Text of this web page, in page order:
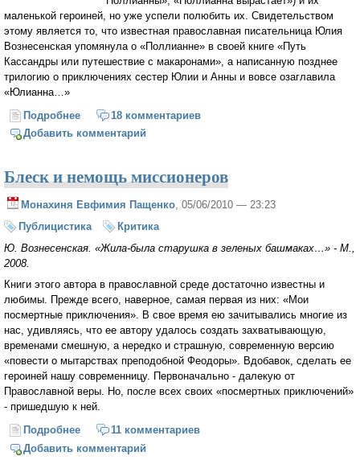
маленькой героиней, но уже успели полюбить их. Свидетельством
этому является то, что известная православная писательница Юлия
Вознесенская упомянула о «Поллианне» в своей книге «Путь
Кассандры или путешествие с макаронами», а написанную позднее
трилогию о приключениях сестер Юлии и Анны и вовсе озаглавила
«Юлианна…»
Подробнее о «Радостная игра», или Миссия «Поллианны»
18 комментариев
Добавить комментарий
Блеск и немощь миссионеров
Монахиня Евфимия Пащенко, 05/06/2010 — 23:23
Публицистика
Критика
Ю. Вознесенская. «Жила-была старушка в зеленых башмаках…» - М.,
2008.
Книги этого автора в православной среде достаточно известны и
любимы. Прежде всего, наверное, самая первая из них: «Мои
посмертные приключения». В свое время ею зачитывались многие из
нас, удивляясь, что ее автору удалось создать захватывающую,
временами смешную, а нередко и страшную, современную версию
«повести о мытарствах преподобной Феодоры». Вдобавок, сделать ее
героиней нашу современницу. Первоначально - далекую от
Православной веры. Но, после всех своих «посмертных приключений»
- пришедшую к ней.
Подробнее о Блеск и немощь миссионеров
11 комментариев
Добавить комментарий